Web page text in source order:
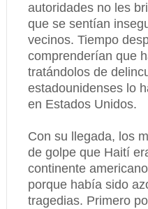
autoridades no les
que se sentían
vecinos. Tiempo
comprenderían que
tratándolos de
estadounidenses lo
en Estados Unidos.
Con su llegada, los
de golpe que Haití
continente
porque había sido
tragedias. Primero